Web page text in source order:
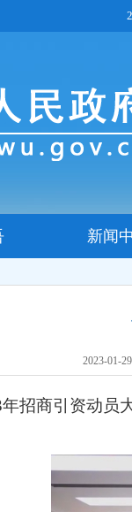
新闻
2023-01-
招商引资动